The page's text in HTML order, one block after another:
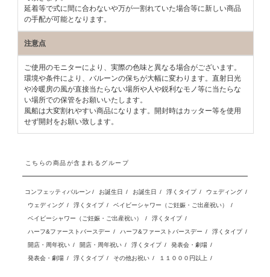
延着等で式に間に合わないや万が一割れていた場合等に新しい商品
の手配が可能となります。
注意点
ご使用のモニターにより、実際の色味と異なる場合がございます。
環境や条件により、バルーンの保ちが大幅に変わります。直射日光
や冷暖房の風が直接当たらない場所や人や鋭利なモノ等に当たらな
い場所での保管をお願いいたします。
風船は大変割れやすい商品になります。開封時はカッター等を使用
せず開封をお願い致します。
こちらの商品が含まれるグループ
コンフェッティバルーン / お誕生日 / お誕生日 / 浮くタイプ / ウェディング /
ウェディング / 浮くタイプ / ベイビーシャワー（ご妊娠・ご出産祝い）
/
ベイビーシャワー（ご妊娠・ご出産祝い）
/ 浮くタイプ /
ハーフ&ファーストバースデー / ハーフ&ファーストバースデー / 浮くタイプ /
開店・周年祝い / 開店・周年祝い / 浮くタイプ / 発表会・劇場 /
発表会・劇場 / 浮くタイプ / その他お祝い / １１０００円以上 /